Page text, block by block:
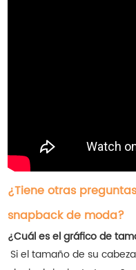
¿Tiene otras
snapback de moda?
¿Cuál es el gráfico de
Si el tamaño de su